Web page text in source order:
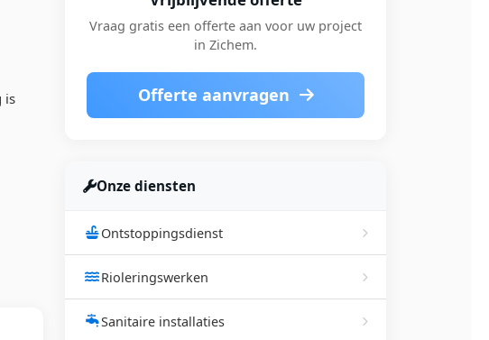
is
Vraag gratis een offerte aan voor uw project
in Zichem.
Offerte aanvragen
Onze diensten
Ontstoppingsdienst
Rioleringswerken
Sanitaire installaties